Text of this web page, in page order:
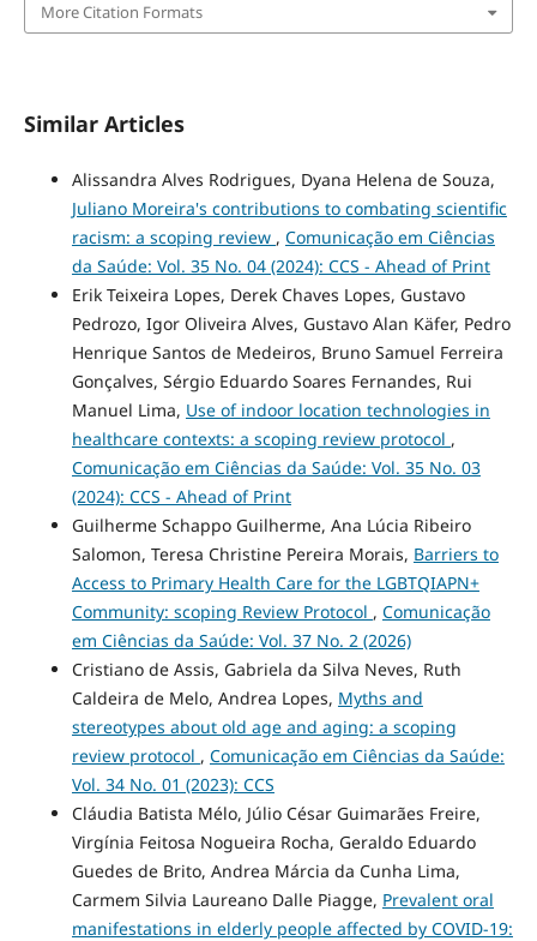
More Citation Formats
Similar Articles
Alissandra Alves Rodrigues, Dyana Helena de Souza,
Juliano Moreira's contributions to combating scientific
racism: a scoping review , Comunicação em Ciências
da Saúde: Vol. 35 No. 04 (2024): CCS - Ahead of Print
Erik Teixeira Lopes, Derek Chaves Lopes, Gustavo
Pedrozo, Igor Oliveira Alves, Gustavo Alan Käfer, Pedro
Henrique Santos de Medeiros, Bruno Samuel Ferreira
Gonçalves, Sérgio Eduardo Soares Fernandes, Rui
Manuel Lima, Use of indoor location technologies in
healthcare contexts: a scoping review protocol ,
Comunicação em Ciências da Saúde: Vol. 35 No. 03
(2024): CCS - Ahead of Print
Guilherme Schappo Guilherme, Ana Lúcia Ribeiro
Salomon, Teresa Christine Pereira Morais, Barriers to
Access to Primary Health Care for the LGBTQIAPN+
Community: scoping Review Protocol , Comunicação
em Ciências da Saúde: Vol. 37 No. 2 (2026)
Cristiano de Assis, Gabriela da Silva Neves, Ruth
Caldeira de Melo, Andrea Lopes, Myths and
stereotypes about old age and aging: a scoping
review protocol , Comunicação em Ciências da Saúde:
Vol. 34 No. 01 (2023): CCS
Cláudia Batista Mélo, Júlio César Guimarães Freire,
Virgínia Feitosa Nogueira Rocha, Geraldo Eduardo
Guedes de Brito, Andrea Márcia da Cunha Lima,
Carmem Silvia Laureano Dalle Piagge, Prevalent oral
manifestations in elderly people affected by COVID-19: